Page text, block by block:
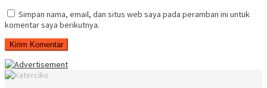
Simpan nama, email, dan situs web saya pada peramban ini untuk
komentar saya berikutnya.